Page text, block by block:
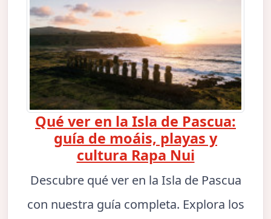
Qué ver en la Isla de Pascua:
guía de moáis, playas y
cultura Rapa Nui
Descubre qué ver en la Isla de Pascua
con nuestra guía completa. Explora los